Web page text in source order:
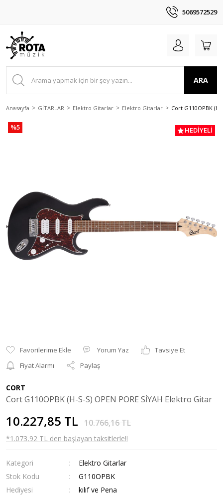
5069572529
ARA
Anasayfa GİTARLAR Elektro Gitarlar Elektro Gitarlar Cort G110OPBK
%5 HEDİYELİ
Yorum Yaz
Tavsiye Et
Fiyat Alarmı
Paylaş
CORT
Cort G110OPBK (H-S-S) OPEN PORE SİYAH Elektro Gitar
10.227,85 TL 10.766,16 TL
*1.073,92 TL den başlayan taksitlerle!!
Kategori
Elektro Gitarlar
Stok Kodu
G110OPBK
Hediyesi
kılıf ve Pena